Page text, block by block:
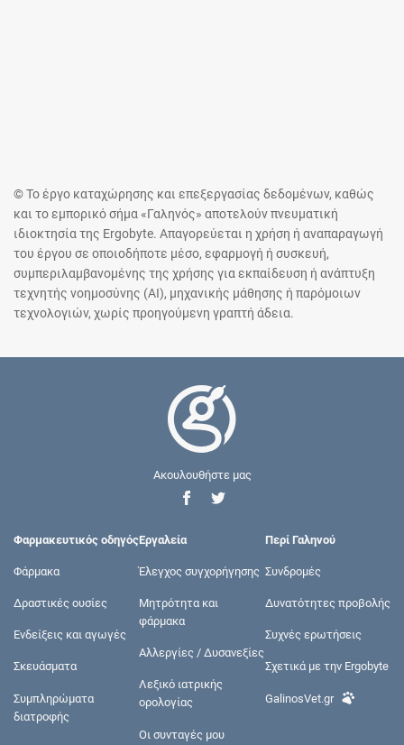
© Το έργο καταχώρησης και επεξεργασίας δεδομένων, καθώς
και το εμπορικό σήμα «Γαληνός» αποτελούν πνευματική
ιδιοκτησία της Ergobyte. Απαγορεύεται η χρήση ή αναπαραγωγή
του έργου σε οποιοδήποτε μέσο, εφαρμογή ή συσκευή,
συμπεριλαμβανομένης της χρήσης για εκπαίδευση ή ανάπτυξη
τεχνητής νοημοσύνης (AI), μηχανικής μάθησης ή παρόμοιων
τεχνολογιών, χωρίς προηγούμενη γραπτή άδεια.
Ακουλουθήστε μας
Φαρμακευτικός οδηγός
Φάρμακα
Δραστικές ουσίες
Ενδείξεις και αγωγές
Σκευάσματα
Συμπληρώματα
διατροφής
Εργαλεία
Έλεγχος συγχορήγησης
Μητρότητα και
φάρμακα
Αλλεργίες / Δυσανεξίες
Λεξικό ιατρικής
ορολογίας
Οι συνταγές μου
Περί Γαληνού
Συνδρομές
Δυνατότητες προβολής
Συχνές ερωτήσεις
Σχετικά με την Ergobyte
GalinosVet.gr